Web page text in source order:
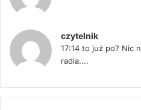
czytelnik
17:14 to już po? Nic
radia....